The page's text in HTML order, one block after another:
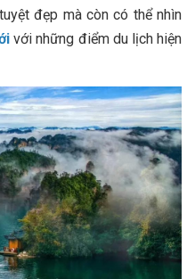
đẹp mà còn có thể nhìn
với những điểm du lịch hiện